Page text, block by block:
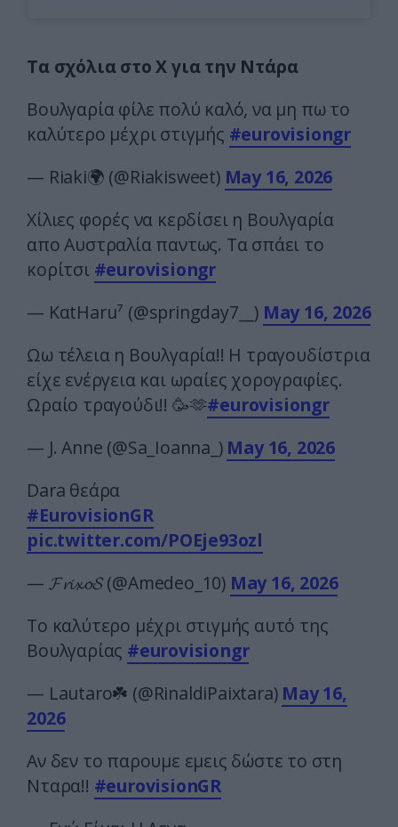
Τα σχόλια στο X για την Ντάρα
Βουλγαρία φίλε πολύ καλό, να μη πω το
καλύτερο μέχρι στιγμής #eurovisiongr
— Riaki🌍 (@Riakisweet) May 16, 2026
Χίλιες φορές να κερδίσει η Βουλγαρία
απο Αυστραλία παντως. Τα σπάει το
κορίτσι #eurovisiongr
— KαtHaru⁷ (@springday7__) May 16, 2026
Ωω τέλεια η Βουλγαρία!! Η τραγουδίστρια
είχε ενέργεια και ωραίες χορογραφίες.
Ωραίο τραγούδι!! 🥳🫶#eurovisiongr
— J. Anne (@Sa_Ioanna_) May 16, 2026
Dara θεάρα
#EurovisionGR
pic.twitter.com/POEje93ozl
— 𝓕𝓻𝓲𝔁𝓸𝓢 (@Amedeo_10) May 16, 2026
Το καλύτερο μέχρι στιγμής αυτό της
Βουλγαρίας #eurovisiongr
— Lautaro☘️ (@RinaldiPaixtara) May 16,
2026
Αν δεν το παρουμε εμεις δώστε το στη
Νταρα!! #eurovisionGR